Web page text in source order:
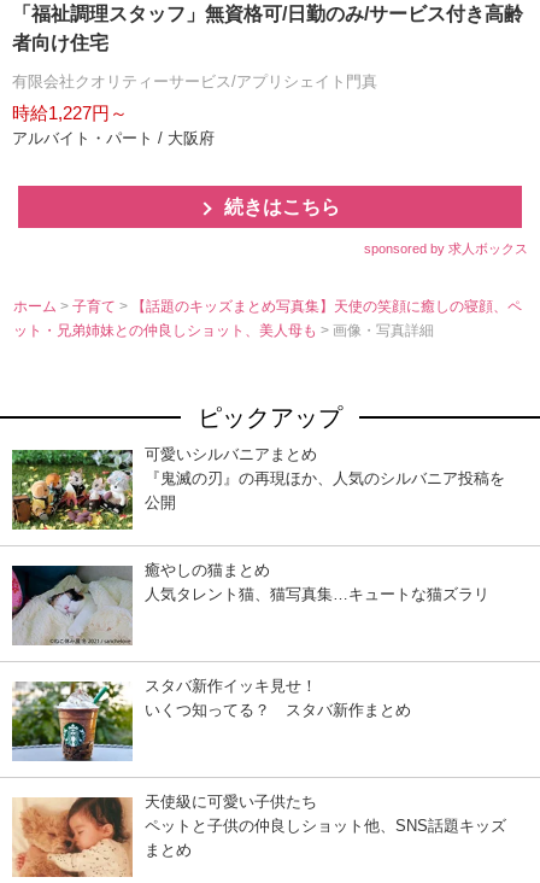
「福祉調理スタッフ」無資格可/日勤のみ/サービス付き高齢
者向け住宅
有限会社クオリティーサービス/アプリシェイト門真
時給1,227円～
アルバイト・パート / 大阪府
続きはこちら
sponsored by 求人ボックス
ホーム >子育て>
【話題のキッズまとめ写真集】天使の笑顔に癒しの寝顔、ペ
ット・兄弟姉妹との仲良しショット、美人母も> 画像・写真詳細
ピックアップ
可愛いシルバニアまとめ
『鬼滅の刃』の再現ほか、人気のシルバニア投稿を
公開
癒やしの猫まとめ
人気タレント猫、猫写真集…キュートな猫ズラリ
スタバ新作イッキ見せ！
いくつ知ってる？ スタバ新作まとめ
天使級に可愛い子供たち
ペットと子供の仲良しショット他、SNS話題キッズ
まとめ